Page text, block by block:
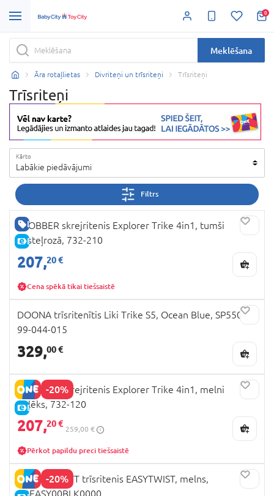
0
Meklēšana
Āra rotaļlietas Divriteņi un trīsriteņi Trīsriteņi
Trīsriteņi
Kārto
Labākie piedāvājumi
Filtrs
LABA CENA
E-CENA
GLOBBER skrejritenis Explorer Trike 4in1, tumši
pasteļrozā, 732-210
207,20 €
Cena spēkā tikai tiešsaistē
DOONA trīsritenītis Liki Trike S5, Ocean Blue, SP550-
99-044-015
329,00 €
-20%
E-CENA
GLOBBER skrejritenis Explorer Trike 4in1, melni
pelēks, 732-120
207,20 €
259,00 €
Pērkot papildu preci tiešsaistē
-20%
KINDERKRAFT trīsritenis EASYTWIST, melns,
KREASY00BLK0000